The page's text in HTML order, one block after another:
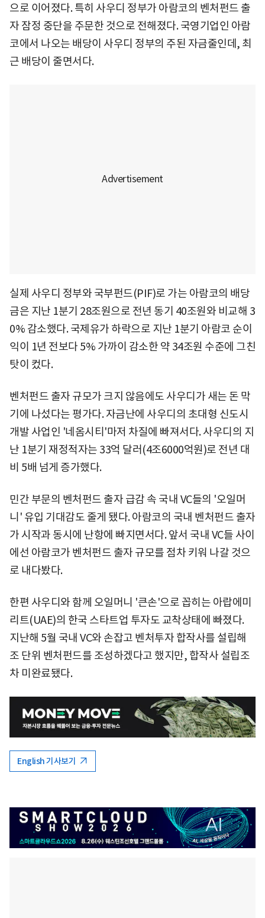
으로 이어졌다. 특히 사우디 정부가 아람코의 벤처펀드 출
자 잠정 중단을 주문한 것으로 전해졌다. 국영기업인 아람
코에서 나오는 배당이 사우디 정부의 주된 자금줄인데, 최
근 배당이 줄면서다.
실제 사우디 정부와 국부펀드(PIF)로 가는 아람코의 배당
금은 지난 1분기 28조원으로 전년 동기 40조원와 비교해 3
0% 감소했다. 국제유가 하락으로 지난 1분기 아람코 순이
익이 1년 전보다 5% 가까이 감소한 약 34조원 수준에 그친
탓이 컸다.
벤처펀드 출자 규모가 크지 않음에도 사우디가 새는 돈 막
기에 나섰다는 평가다. 자금난에 사우디의 초대형 신도시
개발 사업인 '네옴시티'마저 차질에 빠져서다. 사우디의 지
난 1분기 재정적자는 33억 달러(4조6000억원)로 전년 대
비 5배 넘게 증가했다.
민간 부문의 벤처펀드 출자 급감 속 국내 VC들의 '오일머
니' 유입 기대감도 줄게 됐다. 아람코의 국내 벤처펀드 출자
가 시작과 동시에 난항에 빠지면서다. 앞서 국내 VC들 사이
에선 아람코가 벤처펀드 출자 규모를 점차 키워 나갈 것으
로 내다봤다.
한편 사우디와 함께 오일머니 '큰손'으로 꼽히는 아랍에미
리트(UAE)의 한국 스타트업 투자도 교착상태에 빠졌다.
지난해 5월 국내 VC와 손잡고 벤처투자 합작사를 설립해
조 단위 벤처펀드를 조성하겠다고 했지만, 합작사 설립조
차 미완료됐다.
English 기사보기